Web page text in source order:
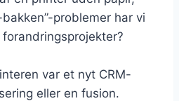
problemer har vi
var et nyt CRM-
eller en fusion.